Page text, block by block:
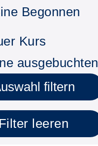
Begonnen
Kurs
ausgebuchten
filtern
Filter leeren